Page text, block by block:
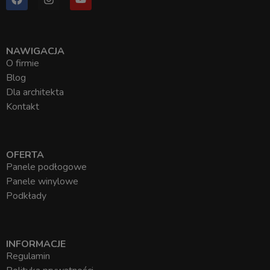
NAWIGACJA
O firmie
Blog
Dla architekta
Kontakt
OFERTA
Panele podłogowe
Panele winylowe
Podkłady
INFORMACJE
Regulamin